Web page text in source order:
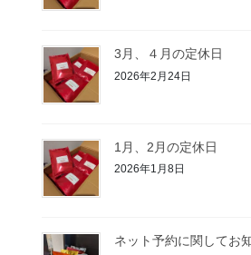
3月、４月の定休日
2026年2月24日
1月、2月の定休日
2026年1月8日
ネット予約に関してお